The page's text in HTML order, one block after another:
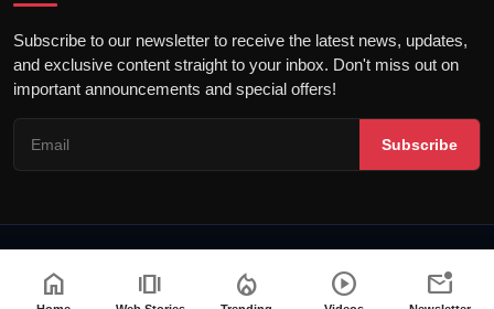
Subscribe to our newsletter to receive the latest news, updates,
and exclusive content straight to your inbox. Don't miss out on
important announcements and special offers!
Subscribe
संपादकीय नीतिनियम और शर्तें पीआर न्यूज़वायर
home amp_stories local_fire_department play_circle mark_email_unread